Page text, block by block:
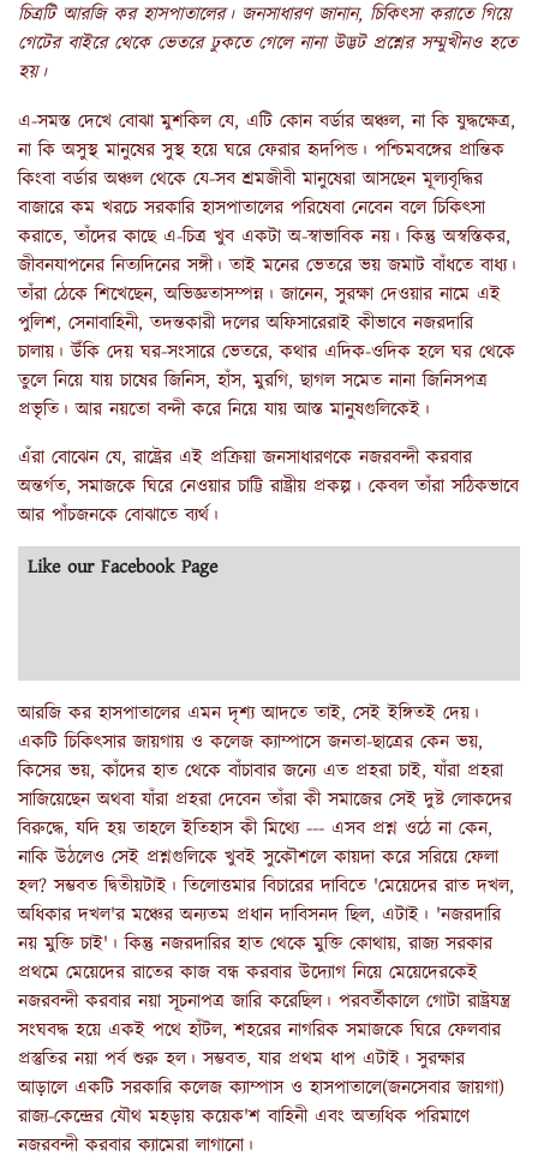
চিত্রটি আরজি কর হাসপাতালের। জনসাধারণ জানান, চিকিৎসা করাতে গিয়ে
গেটের বাইরে থেকে ভেতরে ঢুকতে গেলে নানা উদ্ভট প্রশ্নের সম্মুখীনও হতে
হয়।
এ-সমস্ত দেখে বোঝা মুশকিল যে, এটি কোন বর্ডার অঞ্চল, না কি যুদ্ধক্ষেত্র,
না কি অসুস্থ মানুষের সুস্থ হয়ে ঘরে ফেরার হৃদপিন্ড। পশ্চিমবঙ্গের প্রান্তিক
কিংবা বর্ডার অঞ্চল থেকে যে-সব শ্রমজীবী মানুষেরা আসছেন মূল্যবৃদ্ধির
বাজারে কম খরচে সরকারি হাসপাতালের পরিষেবা নেবেন বলে চিকিৎসা
করাতে, তাঁদের কাছে এ-চিত্র খুব একটা অ-স্বাভাবিক নয়। কিন্তু অস্বস্তিকর,
জীবনযাপনের নিত্যদিনের সঙ্গী। তাই মনের ভেতরে ভয় জমাট বাঁধতে বাধ্য।
তাঁরা ঠেকে শিখেছেন, অভিজ্ঞতাসম্পন্ন। জানেন, সুরক্ষা দেওয়ার নামে এই
পুলিশ, সেনাবাহিনী, তদন্তকারী দলের অফিসারেরাই কীভাবে নজরদারি
চালায়। উঁকি দেয় ঘর-সংসারে ভেতরে, কথার এদিক-ওদিক হলে ঘর থেকে
তুলে নিয়ে যায় চাষের জিনিস, হাঁস, মুরগি, ছাগল সমেত নানা জিনিসপত্র
প্রভৃতি। আর নয়তো বন্দী করে নিয়ে যায় আস্ত মানুষগুলিকেই।
এঁরা বোঝেন যে, রাষ্ট্রের এই প্রক্রিয়া জনসাধারণকে নজরবন্দী করবার
অন্তর্গত, সমাজকে ঘিরে নেওয়ার চাট্টি রাষ্ট্রীয় প্রকল্প। কেবল তাঁরা সঠিকভাবে
আর পাঁচজনকে বোঝাতে ব্যর্থ।
Like our Facebook Page
আরজি কর হাসপাতালের এমন দৃশ্য আদতে তাই, সেই ইঙ্গিতই দেয়।
একটি চিকিৎসার জায়গায় ও কলেজ ক্যাম্পাসে জনতা-ছাত্রের কেন ভয়,
কিসের ভয়, কাঁদের হাত থেকে বাঁচাবার জন্যে এত প্রহরা চাই, যাঁরা প্রহরা
সাজিয়েছেন অথবা যাঁরা প্রহরা দেবেন তাঁরা কী সমাজের সেই দুষ্ট লোকদের
বিরুদ্ধে, যদি হয় তাহলে ইতিহাস কী মিথ্যে --- এসব প্রশ্ন ওঠে না কেন,
নাকি উঠলেও সেই প্রশ্নগুলিকে খুবই সুকৌশলে কায়দা করে সরিয়ে ফেলা
হল? সম্ভবত দ্বিতীয়টাই। তিলোত্তমার বিচারের দাবিতে 'মেয়েদের রাত দখল,
অধিকার দখল'র মঞ্চের অন্যতম প্রধান দাবিসনদ ছিল, এটাই। 'নজরদারি
নয় মুক্তি চাই'। কিন্তু নজরদারির হাত থেকে মুক্তি কোথায়, রাজ্য সরকার
প্রথমে মেয়েদের রাতের কাজ বন্ধ করবার উদ্যোগ নিয়ে মেয়েদেরকেই
নজরবন্দী করবার নয়া সূচনাপত্র জারি করেছিল। পরবর্তীকালে গোটা রাষ্ট্রযন্ত্র
সংঘবদ্ধ হয়ে একই পথে হাঁটল, শহরের নাগরিক সমাজকে ঘিরে ফেলবার
প্রস্তুতির নয়া পর্ব শুরু হল। সম্ভবত, যার প্রথম ধাপ এটাই। সুরক্ষার
আড়ালে একটি সরকারি কলেজ ক্যাম্পাস ও হাসপাতালে(জনসেবার জায়গা)
রাজ্য-কেন্দ্রের যৌথ মহড়ায় কয়েক'শ বাহিনী এবং অত্যধিক পরিমাণে
নজরবন্দী করবার ক্যামেরা লাগানো।